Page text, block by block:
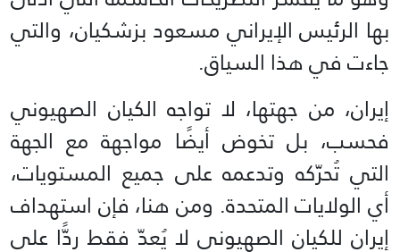
بها الرئيس الإيراني مسعود بزشكيان، والتي
جاءت في هذا السياق.
إيران، من جهتها، لا تواجه الكيان الصهيوني
فحسب، بل تخوض أيضًا مواجهة مع الجهة
التي تُحرّكه وتدعمه على جميع المستويات،
أي الولايات المتحدة. ومن هنا، فإن استهداف
إيران للكيان الصهيوني لا يُعدّ فقط ردًّا على